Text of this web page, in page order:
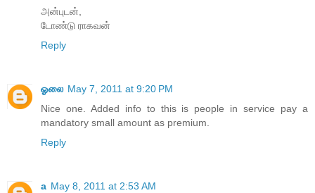
அன்புடன்,
டோண்டு ராகவன்
Reply
ஓலை May 7, 2011 at 9:20 PM
Nice one. Added info to this is people in service pay a
mandatory small amount as premium.
Reply
a May 8, 2011 at 2:53 AM